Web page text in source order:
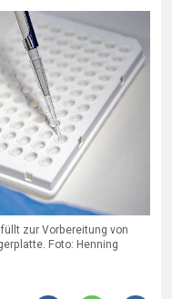
zur Vorbereitung von
Foto: Henning